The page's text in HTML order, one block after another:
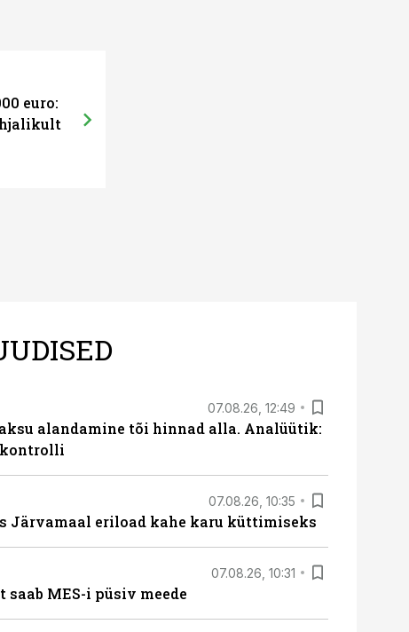
euro:
07.08.26, 12:49
alandamine tõi hinnad alla. Analüütik:
kontrolli
07.08.26, 10:35
Järvamaal eriload kahe karu küttimiseks
07.08.26, 10:31
saab MES-i püsiv meede